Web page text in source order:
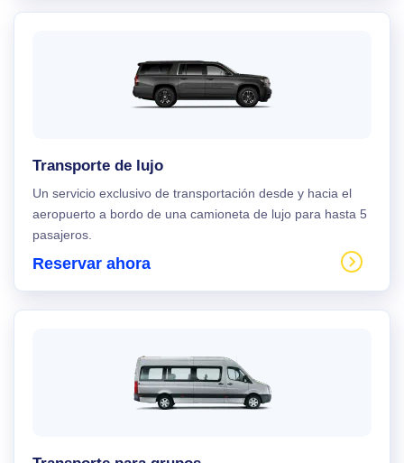
Transporte de lujo
Un servicio exclusivo de transportación desde y hacia el
aeropuerto a bordo de una camioneta de lujo para hasta 5
pasajeros.
Reservar ahora